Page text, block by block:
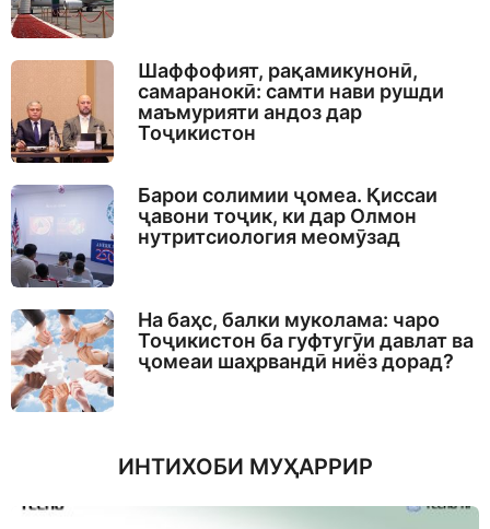
Шаффофият, рақамикунонӣ,
самаранокӣ: самти нави рушди
маъмурияти андоз дар
Тоҷикистон
Барои солимии ҷомеа. Қиссаи
ҷавони тоҷик, ки дар Олмон
нутритсиология меомӯзад
На баҳс, балки муколама: чаро
Тоҷикистон ба гуфтугӯи давлат ва
ҷомеаи шаҳрвандӣ ниёз дорад?
ИНТИХОБИ МУҲАРРИР